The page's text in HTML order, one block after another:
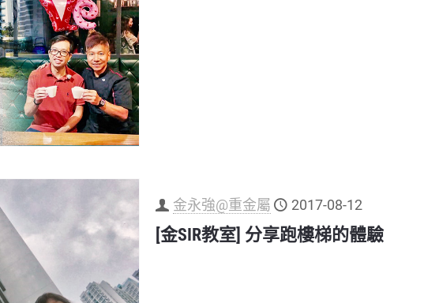
金永強@重金屬 2017-08-12
[金SIR教室] 分享跑樓梯的體驗